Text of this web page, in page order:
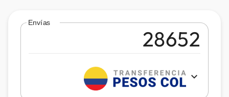
Envías
expand_more